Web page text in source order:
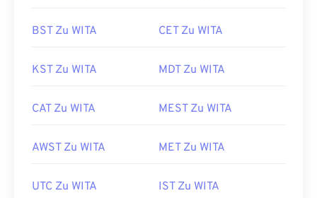
BST Zu WITA CET Zu WITA
KST Zu WITA MDT Zu WITA
CAT Zu WITA MEST Zu WITA
AWST Zu WITA MET Zu WITA
UTC Zu WITA IST Zu WITA